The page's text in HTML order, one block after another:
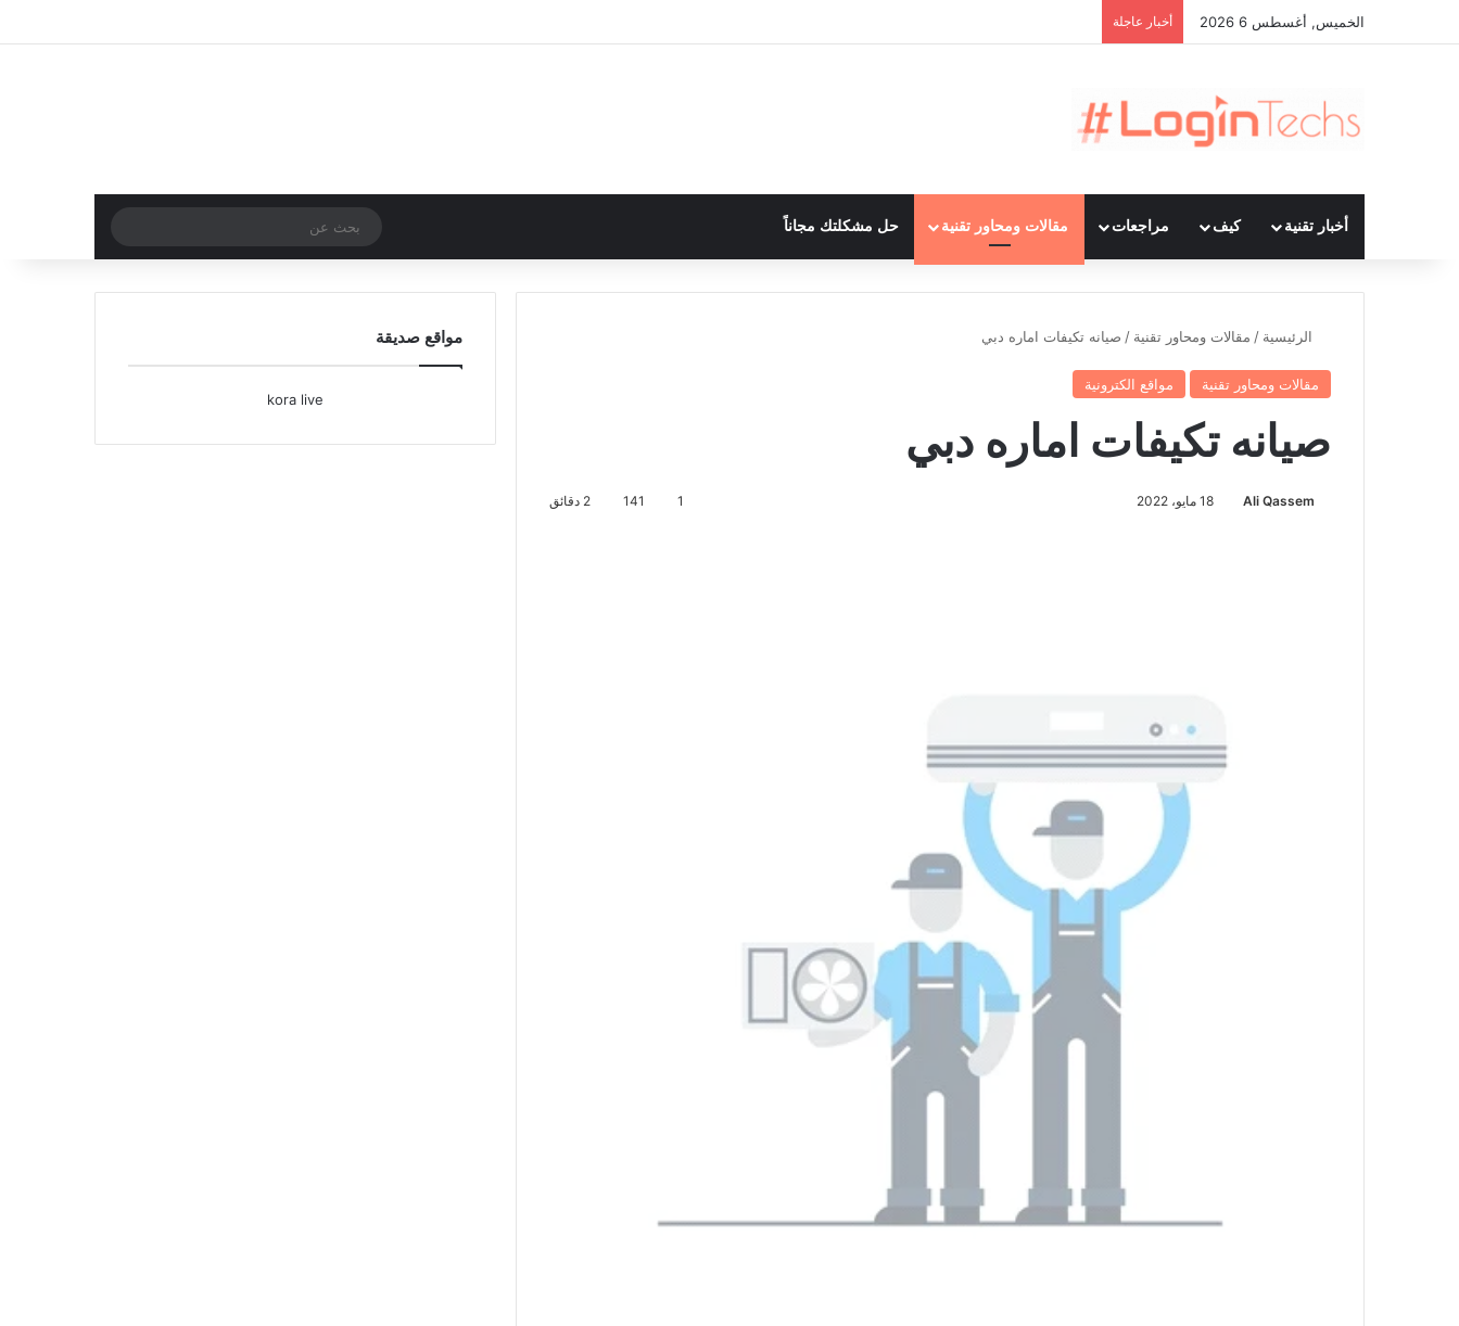
الخميس, أغسطس 6 2026 أخبار عاجلة
أخبار تقنية كيف مراجعات مقالات ومحاور تقنية حل مشكلتك مجاناً
عن
الرئيسية / مقالات ومحاور تقنية / صيانه تكيفات اماره دبي
مقالات ومحاور تقنية مواقع الكترونية
صيانه تكيفات اماره دبي
Ali Qassem 18 مايو، 2022 1
141
مواقع صديقة
kora live